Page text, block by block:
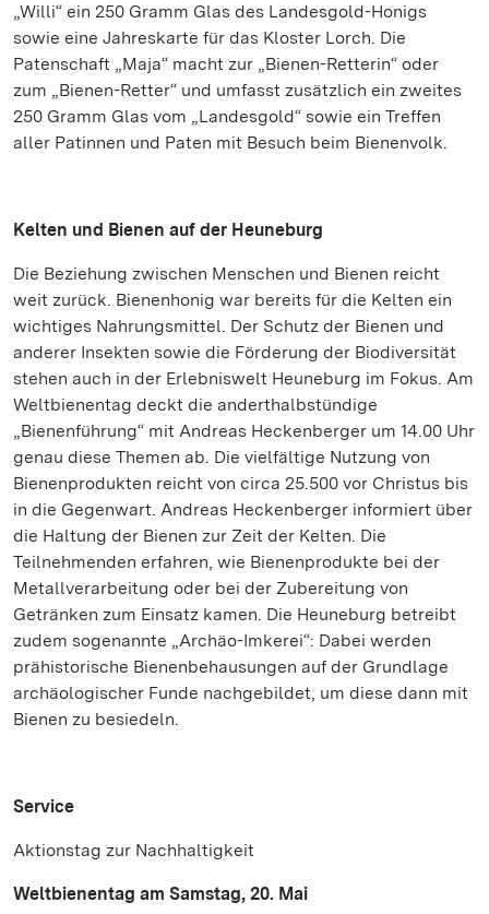
„Willi“ ein 250 Gramm Glas des Landesgold-Honigs
sowie eine Jahreskarte für das Kloster Lorch. Die
Patenschaft „Maja“ macht zur „Bienen-Retterin“ oder
zum „Bienen-Retter“ und umfasst zusätzlich ein zweites
250 Gramm Glas vom „Landesgold“ sowie ein Treffen
aller Patinnen und Paten mit Besuch beim Bienenvolk.
Kelten und Bienen auf der Heuneburg
Die Beziehung zwischen Menschen und Bienen reicht
weit zurück. Bienenhonig war bereits für die Kelten ein
wichtiges Nahrungsmittel. Der Schutz der Bienen und
anderer Insekten sowie die Förderung der Biodiversität
stehen auch in der Erlebniswelt Heuneburg im Fokus. Am
Weltbienentag deckt die anderthalbstündige
„Bienenführung“ mit Andreas Heckenberger um 14.00 Uhr
genau diese Themen ab. Die vielfältige Nutzung von
Bienenprodukten reicht von circa 25.500 vor Christus bis
in die Gegenwart. Andreas Heckenberger informiert über
die Haltung der Bienen zur Zeit der Kelten. Die
Teilnehmenden erfahren, wie Bienenprodukte bei der
Metallverarbeitung oder bei der Zubereitung von
Getränken zum Einsatz kamen. Die Heuneburg betreibt
zudem sogenannte „Archäo-Imkerei“: Dabei werden
prähistorische Bienenbehausungen auf der Grundlage
archäologischer Funde nachgebildet, um diese dann mit
Bienen zu besiedeln.
Service
Aktionstag zur Nachhaltigkeit
Weltbienentag am Samstag, 20. Mai